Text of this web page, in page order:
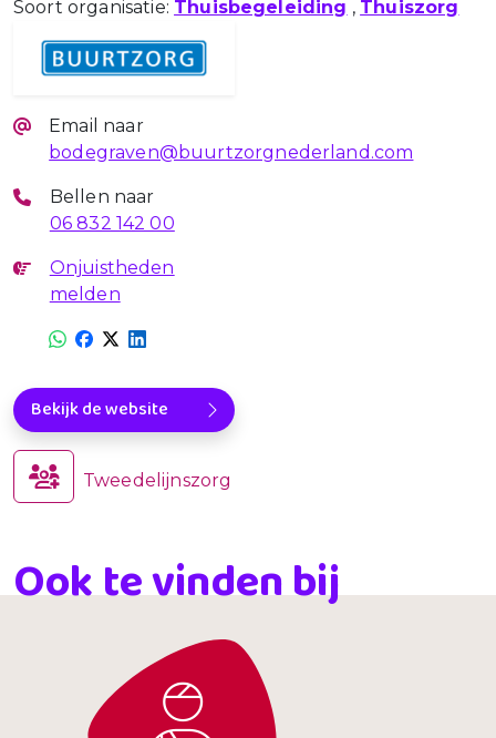
Soort organisatie: Thuisbegeleiding , Thuiszorg
Email naar
bodegraven@buurtzorgnederland.com
Bellen naar
06 832 142 00
Onjuistheden
melden
Bekijk de website
Tweedelijnszorg
Ook te vinden bij